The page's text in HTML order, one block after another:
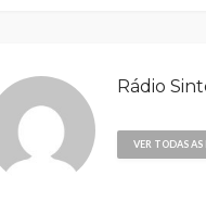
Rádio
VER TODAS